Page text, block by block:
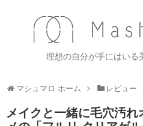
理想の自分が手にはいる
マシュマロ ホーム レビュー
メイクと一緒に毛穴汚